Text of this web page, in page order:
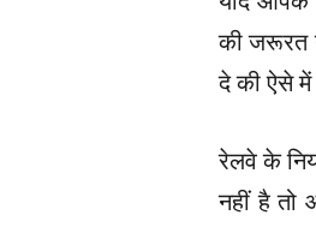
की जरूरत
दे की ऐसे
रेलवे के
नहीं है